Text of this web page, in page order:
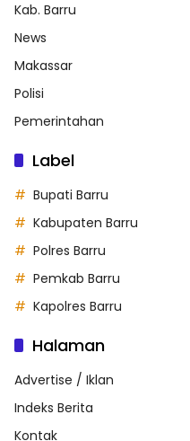
Kab. Barru
News
Makassar
Polisi
Pemerintahan
Label
Bupati Barru
Kabupaten Barru
Polres Barru
Pemkab Barru
Kapolres Barru
Halaman
Advertise / Iklan
Indeks Berita
Kontak